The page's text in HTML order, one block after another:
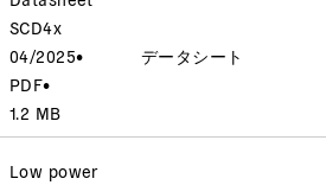
SCD4x
04/2025•
PDF•
1.2 MB
データシート
Low power